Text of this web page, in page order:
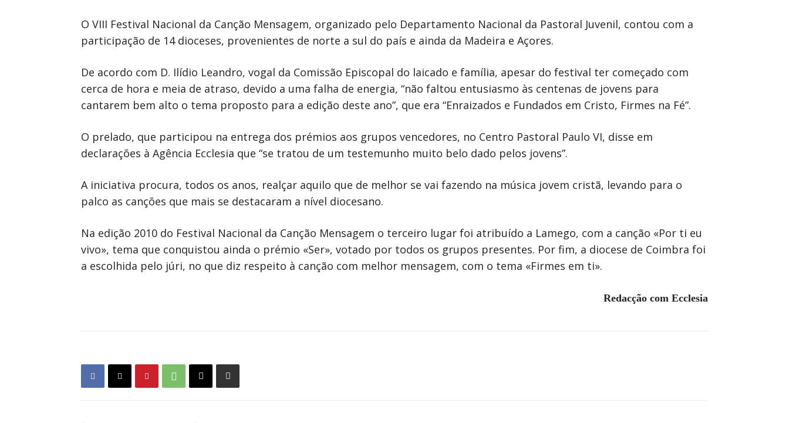
O VIII Festival Nacional da Canção Mensagem, organizado pelo Departamento Nacional da Pastoral Juvenil, contou com a
participação de 14 dioceses, provenientes de norte a sul do país e ainda da Madeira e Açores.
De acordo com D. Ilídio Leandro, vogal da Comissão Episcopal do laicado e família, apesar do festival ter começado com
cerca de hora e meia de atraso, devido a uma falha de energia, “não faltou entusiasmo às centenas de jovens para
cantarem bem alto o tema proposto para a edição deste ano”, que era “Enraizados e Fundados em Cristo, Firmes na Fé”.
O prelado, que participou na entrega dos prémios aos grupos vencedores, no Centro Pastoral Paulo VI, disse em
declarações à Agência Ecclesia que “se tratou de um testemunho muito belo dado pelos jovens”.
A iniciativa procura, todos os anos, realçar aquilo que de melhor se vai fazendo na música jovem cristã, levando para o
palco as canções que mais se destacaram a nível diocesano.
Na edição 2010 do Festival Nacional da Canção Mensagem o terceiro lugar foi atribuído a Lamego, com a canção «Por ti eu
vivo», tema que conquistou ainda o prémio «Ser», votado por todos os grupos presentes. Por fim, a diocese de Coimbra foi
a escolhida pelo júri, no que diz respeito à canção com melhor mensagem, com o tema «Firmes em ti».
Redacção com Ecclesia